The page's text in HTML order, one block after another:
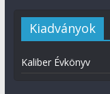
Kiadványok
Kaliber Évkönyv